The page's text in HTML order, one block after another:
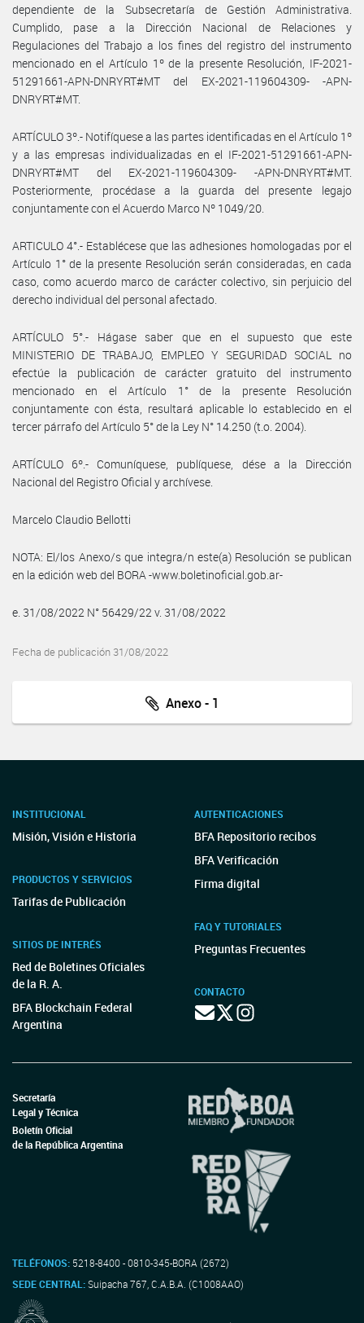
dependiente de la Subsecretaría de Gestión Administrativa.
Cumplido, pase a la Dirección Nacional de Relaciones y
Regulaciones del Trabajo a los fines del registro del instrumento
mencionado en el Artículo 1º de la presente Resolución, IF-2021-
51291661-APN-DNRYRT#MT del EX-2021-119604309- -APN-
DNRYRT#MT.
ARTÍCULO 3º.- Notifíquese a las partes identificadas en el Artículo 1º
y a las empresas individualizadas en el IF-2021-51291661-APN-
DNRYRT#MT del EX-2021-119604309- -APN-DNRYRT#MT.
Posteriormente, procédase a la guarda del presente legajo
conjuntamente con el Acuerdo Marco Nº 1049/20.
ARTICULO 4°.- Establécese que las adhesiones homologadas por el
Artículo 1° de la presente Resolución serán consideradas, en cada
caso, como acuerdo marco de carácter colectivo, sin perjuicio del
derecho individual del personal afectado.
ARTÍCULO 5°.- Hágase saber que en el supuesto que este
MINISTERIO DE TRABAJO, EMPLEO Y SEGURIDAD SOCIAL no
efectúe la publicación de carácter gratuito del instrumento
mencionado en el Artículo 1° de la presente Resolución
conjuntamente con ésta, resultará aplicable lo establecido en el
tercer párrafo del Artículo 5° de la Ley N° 14.250 (t.o. 2004).
ARTÍCULO 6º.- Comuníquese, publíquese, dése a la Dirección
Nacional del Registro Oficial y archívese.
Marcelo Claudio Bellotti
NOTA: El/los Anexo/s que integra/n este(a) Resolución se publican
en la edición web del BORA -www.boletinoficial.gob.ar-
e. 31/08/2022 N° 56429/22 v. 31/08/2022
Fecha de publicación 31/08/2022
Anexo - 1
INSTITUCIONAL
Misión, Visión e Historia
PRODUCTOS Y SERVICIOS
Tarifas de Publicación
SITIOS DE INTERÉS
Red de Boletines Oficiales
de la R. A.
BFA Blockchain Federal
Argentina
AUTENTICACIONES
BFA Repositorio recibos
BFA Verificación
Firma digital
FAQ Y TUTORIALES
Preguntas Frecuentes
CONTACTO
Secretaría
Legal y Técnica
Boletín Oficial
de la República Argentina
TELÉFONOS: 5218-8400 - 0810-345-BORA (2672)
SEDE CENTRAL:Suipacha 767, C.A.B.A. (C1008AAO)